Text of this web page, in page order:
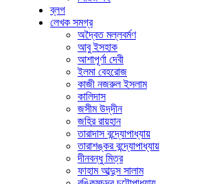
ব্লগ
লেখক সমগ্র
অদ্বৈত মল্লবর্মণ
আবু ইসহাক
আশাপূর্ণা দেবী
ইলমা বেহরোজ
কাজী নজরুল ইসলাম
কালিদাস
জসীম উদ্‌দীন
জহির রায়হান
তারাদাস বন্দ্যোপাধ্যায়
তারাশঙ্কর বন্দ্যোপাধ্যায়
দীনবন্ধু মিত্র
ফাহাম আব্দুস সালাম